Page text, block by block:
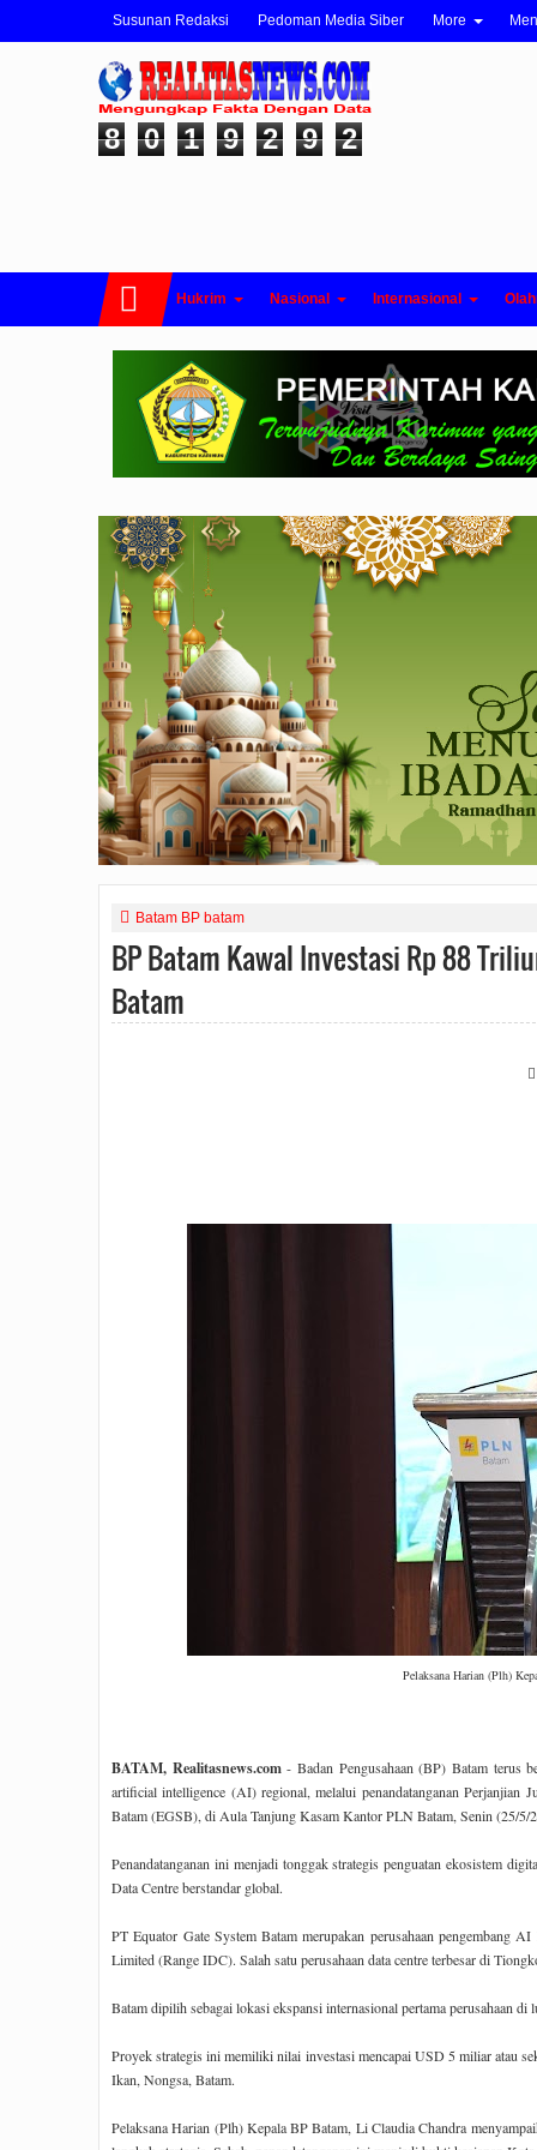
Susunan Redaksi Pedoman Media Siber More
8 0 1 9 2 9 2
Hukrim Nasional Internasional
Batam BP batam
BP Batam Kawal Investasi Rp 88
Batam
Pelaksana Harian (Plh)
BATAM, Realitasnews.com- Badan Pengusahaan (BP) Batam terus
artificial intelligence (AI) regional, melalui penandatanganan
Batam (EGSB), di Aula Tanjung Kasam Kantor PLN Batam, Senin (25/5/
Penandatanganan ini menjadi tonggak strategis penguatan ekosistem
Data Centre berstandar global.
PT Equator Gate System Batam merupakan perusahaan pengembang
Limited (Range IDC). Salah satu perusahaan data centre terbesar di
Batam dipilih sebagai lokasi ekspansi internasional pertama perusahaan
Proyek strategis ini memiliki nilai investasi mencapai USD 5 miliar atau
Ikan, Nongsa, Batam.
Pelaksana Harian (Plh) Kepala BP Batam, Li Claudia Chandra